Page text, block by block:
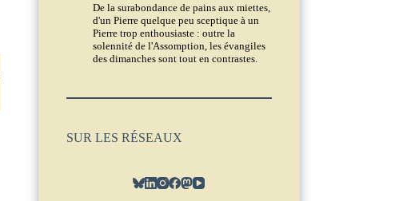
De la surabondance de pains aux miettes,
d'un Pierre quelque peu sceptique à un
Pierre trop enthousiaste : outre la
solennité de l'Assomption, les évangiles
des dimanches sont tout en contrastes.
SUR LES RÉSEAUX